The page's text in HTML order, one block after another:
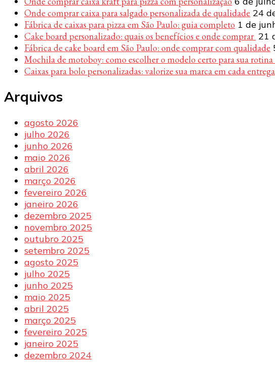
Onde comprar caixa para salgado personalizada de qualidade 24
Fábrica de caixas para pizza em São Paulo: guia completo 1 de
Cake board personalizado: quais os benefícios e onde comprar 21
Fábrica de cake board em São Paulo: onde comprar com qualidade
Mochila de motoboy: como escolher o modelo certo para sua rotina
Caixas para bolo personalizadas: valorize sua marca em cada entrega
Arquivos
agosto 2026
julho 2026
junho 2026
maio 2026
abril 2026
março 2026
fevereiro 2026
janeiro 2026
dezembro 2025
novembro 2025
outubro 2025
setembro 2025
agosto 2025
julho 2025
junho 2025
maio 2025
abril 2025
março 2025
fevereiro 2025
janeiro 2025
dezembro 2024